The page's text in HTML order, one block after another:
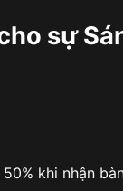
sự
khi nhận